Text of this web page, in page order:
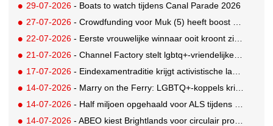
29-07-2026 - Boats to watch tijdens Canal Parade 2026
27-07-2026 - Crowdfunding voor Muk (5) heeft boost gekregen door BN'ers
22-07-2026 - Eerste vrouwelijke winnaar ooit kroont zich tot beste grunter van Nederland
21-07-2026 - Channel Factory stelt lgbtq+-vriendelijke inclusion list beschikbaar
17-07-2026 - Eindexamentraditie krijgt activistische lading tegen menstruatiearmoede
14-07-2026 - Marry on the Ferry: LGBTQ+-koppels krijgen de kans om hun huwelijksgeloften te hernieuwen op een wel heel bijzondere locatie
14-07-2026 - Half miljoen opgehaald voor ALS tijdens eerste Rotterdamse TriALSon
14-07-2026 - ABEO kiest Brightlands voor circulair productontwerp in de sportsector